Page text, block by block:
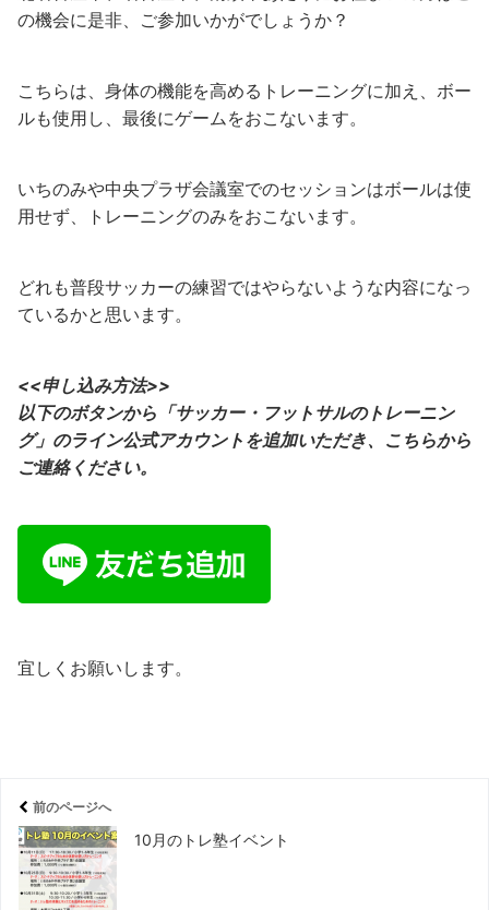
の機会に是非、ご参加いかがでしょうか？
こちらは、身体の機能を高めるトレーニングに加え、ボー
ルも使用し、最後にゲームをおこないます。
いちのみや中央プラザ会議室でのセッションはボールは使
用せず、トレーニングのみをおこないます。
どれも普段サッカーの練習ではやらないような内容になっ
ているかと思います。
<<申し込み方法>>
以下のボタンから「サッカー・フットサルのトレーニン
グ」のライン公式アカウントを追加いただき、こちらから
ご連絡ください。
宜しくお願いします。
前のページへ
10月のトレ塾イベント